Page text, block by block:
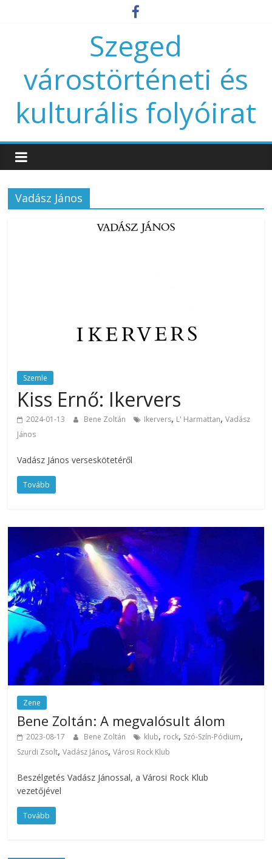
Szeged
várostörténeti és
kulturális folyóirat
Vadász János
Szemle
Kiss Ernő: Ikervers
2024-01-13 Bene Zoltán Ikervers, L' Harmattan,Vadász
János
Vadász János verseskötetéről
Tovább
Zene
Bene Zoltán: A megvalósult álom
2023-08-17 Bene Zoltán klub, rock, Szó-Szín-Pódium,
Szurdi Zsolt,Vadász János,Városi Rock Klub
Beszélgetés Vadász Jánossal, a Városi Rock Klub
vezetőjével
Tovább